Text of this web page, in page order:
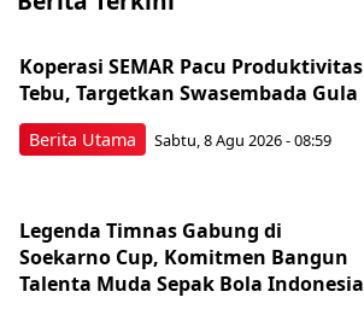
Berita Utama
Koperasi SEMAR Pacu Produktivitas
Tebu, Targetkan Swasembada Gula
Sabtu, 8 Agu 2026 - 08:59
Legenda Timnas Gabung di
Soekarno Cup, Komitmen Bangun
Talenta Muda Sepak Bola Indonesia